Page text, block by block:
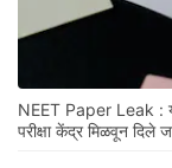
NEET Paper Leak : या
परीक्षा केंद्र मिळवून दिले